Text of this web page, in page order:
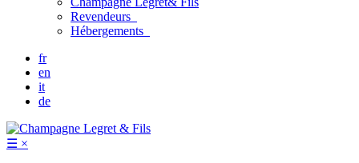
Revendeurs
Hébergements
fr
en
it
de
☰ ×